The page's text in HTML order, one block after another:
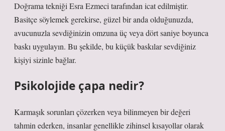
Doğrama tekniği Esra Ezmeci tarafından icat edilmiştir.
Basitçe söylemek gerekirse, güzel bir anda olduğunuzda,
avucunuzla sevdiğinizin omzuna üç veya dört saniye boyunca
baskı uygulayın. Bu şekilde, bu küçük baskılar sevdiğiniz
kişiyi sizinle bağlar.
Psikolojide çapa nedir?
Karmaşık sorunları çözerken veya bilinmeyen bir değeri
tahmin ederken, insanlar genellikle zihinsel kısayollar olarak